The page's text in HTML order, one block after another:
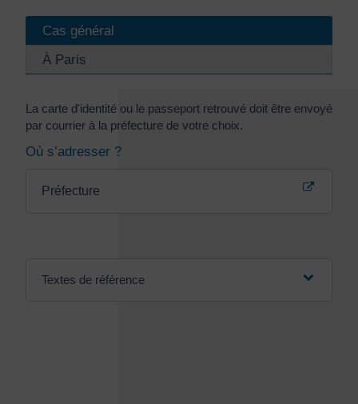
Cas général
À Paris
La carte d'identité ou le passeport retrouvé doit être envoyé
par courrier à la préfecture de votre choix.
Où s’adresser ?
Préfecture
Textes de référence